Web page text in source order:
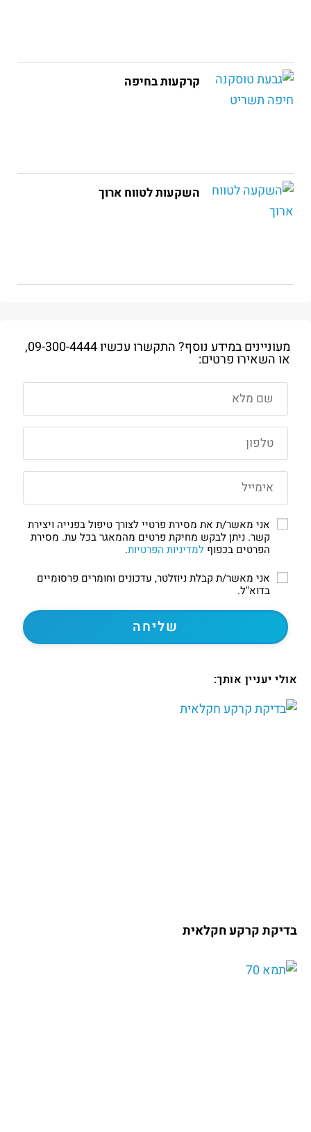
קרקעות בחיפה
השקעות לטווח ארוך
מעוניינים במידע נוסף? התקשרו עכשיו09-300-4444
,
או השאירו פרטים:
אני מאשר/ת את מסירת פרטיי לצורך טיפול בפנייה ויצירת
קשר. ניתן לבקש מחיקת פרטים מהמאגר בכל עת. מסירת
הפרטים בכפוף למדיניות הפרטיות.
אני מאשר/ת קבלת ניוזלטר, עדכונים וחומרים פרסומיים
בדוא"ל.
אולי יעניין אותך:
בדיקת קרקע חקלאית